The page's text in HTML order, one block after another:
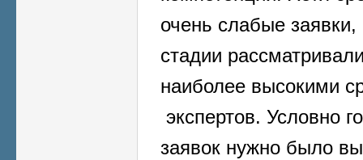
очень слабые
стадии
наиболее высокими
экспертов. Условно
заявок нужно было